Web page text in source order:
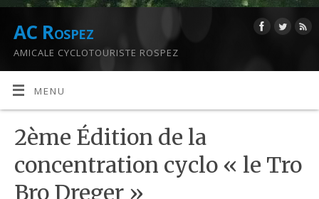
AC Rospez
AMICALE CYCLOTOURISTE ROSPEZ
MENU
2ème Édition de la
concentration cyclo « le Tro
Bro Dreger »